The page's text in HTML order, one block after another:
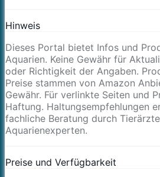
Hinweis
Dieses Portal bietet Infos und
Aquarien. Keine Gewähr für
oder Richtigkeit der Angaben.
Preise stammen von Amazon
Gewähr. Für verlinkte Seiten und
Haftung. Haltungsempfehlungen
fachliche Beratung durch
Aquarienexperten.
Preise und Verfügbarkeit